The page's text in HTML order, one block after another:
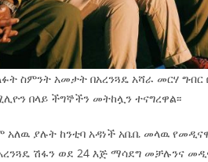
ስምንት አመታት በአረንጓዴ አሻራ መርሃ ግብር
በላይ ችግኞችን መትከሏን ተናግረዋል፡፡
ያሉት ከንቲባ አዳነች አቤቤ መላዉ
ሽፋን ወደ 24 እጅ ማሳደግ መቻሉንና